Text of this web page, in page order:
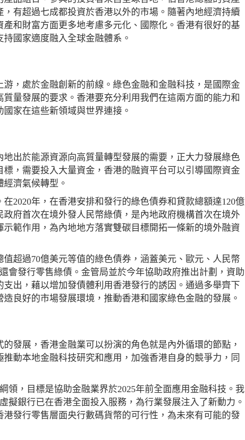
有超過七成都投資於香港以外的市場。隨著內地經濟持續
和財富方面更多地考慮多元化、國際化。香港有很好的基
國家適度融入全球金融體系。
，處於金融創新的前線。綠色金融和金融科技，是國際金
量發展的要求。香港要充分利用我們在這兩方面的能力和
家在這些新領域與世界連接。
出於能源資源向高質量轉型發展的需要，正大力發展綠色
，需要投入大量資金，香港的融資平台可以引導國際資金
濟氣候轉型。
2020年，在香港安排和發行的綠色債券和貸款總額達120億
府首次在境外發人民幣綠債，是內地政府機構首次在境外
範作用，為內地地方落實雙碳目標開拓一條新的境外融資
超過70億美元等值的綠色債券，涵蓋美元、歐元、人民幣
會發行零售綠債。金管局並於今年協助政府推出計劃，資助
出，藉以增加發債體利用香港發行的誘因。通過多舉齊下
良好的市場發展環境，推動香港和國家綠色金融的發展。
發展，香港金融業可以扮演的角色就是內外循環的節點，
動本地金融科技研究和應用，加強香港自身的競爭力，同
領，目標是協助金融業界於2025年前全面應用金融科技。我
擬銀行已在香港全面投入服務，為行業發展注入了新動力。
發行零售層面央行數碼貨幣的可行性，為未來有可能的發